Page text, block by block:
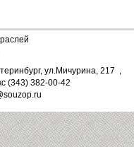
ул.Мичурина, 217 ,
(343) 382-00-42